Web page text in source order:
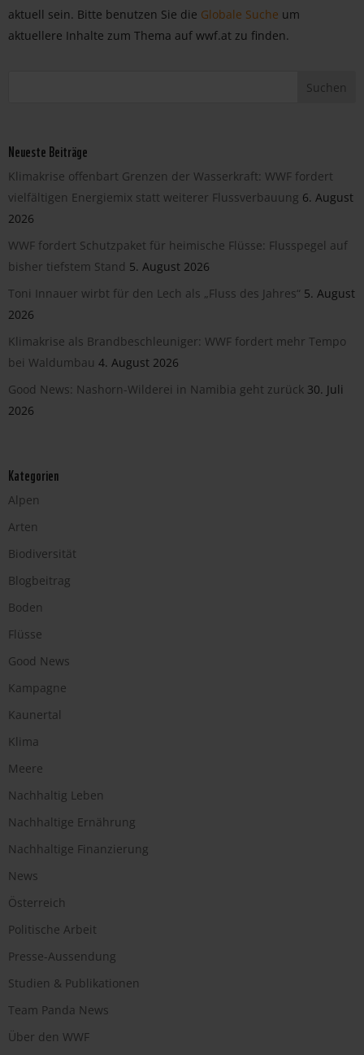
aktuell sein. Bitte benutzen Sie die Globale Suche um
aktuellere Inhalte zum Thema auf wwf.at zu finden.
Neueste Beiträge
Klimakrise offenbart Grenzen der Wasserkraft: WWF fordert
vielfältigen Energiemix statt weiterer Flussverbauung 6. August
2026
WWF fordert Schutzpaket für heimische Flüsse: Flusspegel auf
bisher tiefstem Stand 5. August 2026
Toni Innauer wirbt für den Lech als „Fluss des Jahres“ 5. August
2026
Klimakrise als Brandbeschleuniger: WWF fordert mehr Tempo
bei Waldumbau 4. August 2026
Good News: Nashorn-Wilderei in Namibia geht zurück 30. Juli
2026
Kategorien
Alpen
Arten
Biodiversität
Blogbeitrag
Boden
Flüsse
Good News
Kampagne
Kaunertal
Klima
Meere
Nachhaltig Leben
Nachhaltige Ernährung
Nachhaltige Finanzierung
News
Österreich
Politische Arbeit
Presse-Aussendung
Studien & Publikationen
Team Panda News
Über den WWF